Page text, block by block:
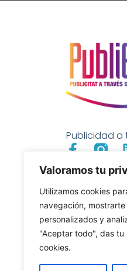
Valoramos tu
Utilizamos cookies
navegación,
personalizados y
"Aceptar todo", das tu
cookies.
Publicidad a